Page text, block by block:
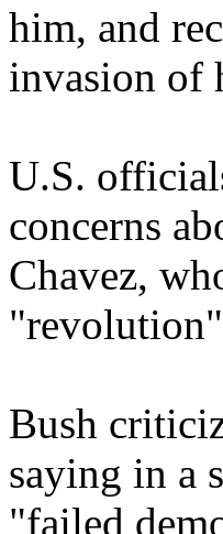
him, and
invasion of
U.S.
concerns
Chavez,
Bush
saying in a
"failed